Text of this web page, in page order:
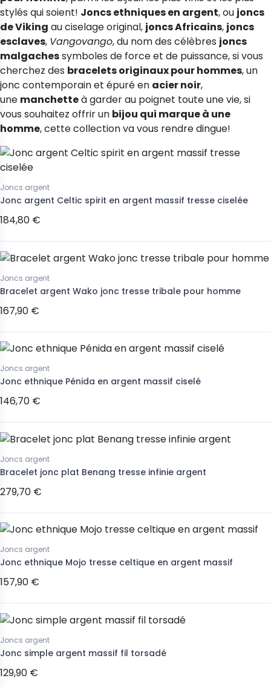
(1 avis)
stylés qui soient! Joncs ethniques en argent, ou joncs
de Viking au ciselage original, joncs Africains, joncs
esclaves, Vangovango, du nom des célèbres joncs
malgachessymboles de force et de puissance, si vous
cherchez des bracelets originaux pour hommes, un
jonc contemporain et épuré en acier noir,
une manchetteà garder au poignet toute une vie, si
vous souhaitez offrir un bijou qui marque à une
homme, cette collection va vous rendre dingue!
Joncs argent
Jonc argent Celtic spirit en argent massif tresse ciselée
184,80 €
Joncs argent
Bracelet argent Wako jonc tresse tribale pour homme
167,90 €
Joncs argent
Jonc ethnique Pénida en argent massif ciselé
146,70 €
Joncs argent
Bracelet jonc plat Benang tresse infinie argent
279,70 €
Joncs argent
Jonc ethnique Mojo tresse celtique en argent massif
157,90 €
Joncs argent
Jonc simple argent massif fil torsadé
129,90 €